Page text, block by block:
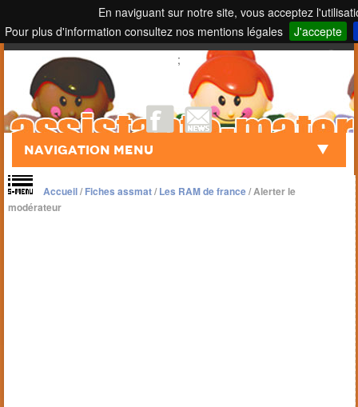
En naviguant sur notre site, vous acceptez
Pour plus d'information consultez nos mentions légales
J'accepte
Touch to Search
;
Navigation Menu
Accueil/Fiches assmat/Les RAM de france/Alerter le
modérateur